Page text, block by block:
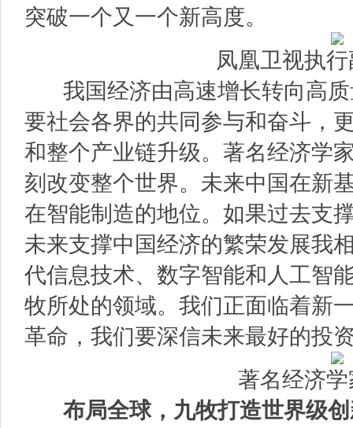
突破一个又一个新高度。
凤凰卫视执
我国经济由高速增长转向高质
要社会各界的共同参与和奋斗，
和整个产业链升级。著名经济学
刻改变整个世界。未来中国在新
在智能制造的地位。如果过去支
未来支撑中国经济的繁荣发展我
代信息技术、数字智能和人工智
牧所处的领域。我们正面临着新
革命，我们要深信未来最好的投
著名经济
布局全球，九牧打造世界级